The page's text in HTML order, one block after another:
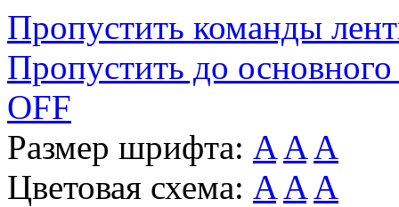
Пропустить команды
Пропустить до основного
OFF
Размер шрифта: A A A
Цветовая схема: A A A